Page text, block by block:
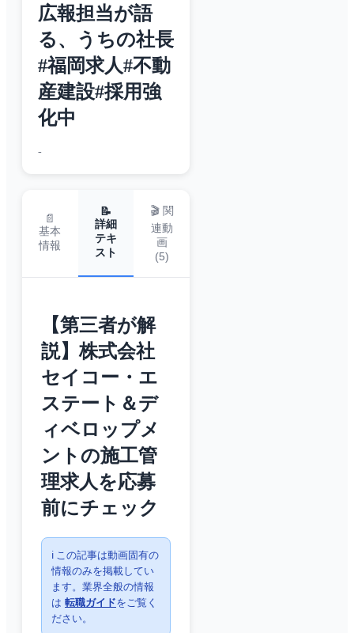
広報担当が語
る、うちの社長
#福岡求人#不動
産建設#採用強
化中
-
📄
基本
情報
📝
詳細
テキ
スト
🎬 関
連動
画
(5)
【第三者が解
説】株式会社
セイコー・エ
ステート＆デ
ィベロップメ
ントの施工管
理求人を応募
前にチェック
ℹ️ この記事は動画固有の
情報のみを掲載してい
ます。業界全般の情報
は 転職ガイドをご覧く
ださい。